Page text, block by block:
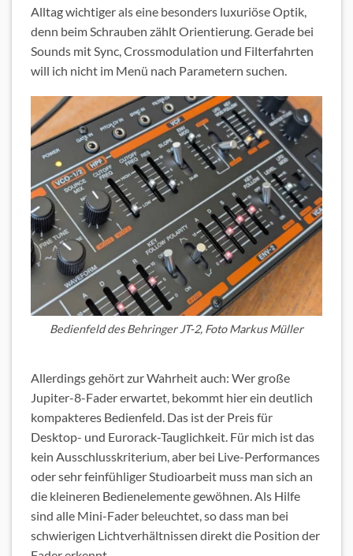
Alltag wichtiger als eine besonders luxuriöse Optik,
denn beim Schrauben zählt Orientierung. Gerade bei
Sounds mit Sync, Crossmodulation und Filterfahrten
will ich nicht im Menü nach Parametern suchen.
Bedienfeld des Behringer JT-2, Foto Markus Müller
Allerdings gehört zur Wahrheit auch: Wer große
Jupiter-8-Fader erwartet, bekommt hier ein deutlich
kompakteres Bedienfeld. Das ist der Preis für
Desktop- und Eurorack-Tauglichkeit. Für mich ist das
kein Ausschlusskriterium, aber bei Live-Performances
oder sehr feinfühliger Studioarbeit muss man sich an
die kleineren Bedienelemente gewöhnen. Als Hilfe
sind alle Mini-Fader beleuchtet, so dass man bei
schwierigen Lichtverhältnissen direkt die Position der